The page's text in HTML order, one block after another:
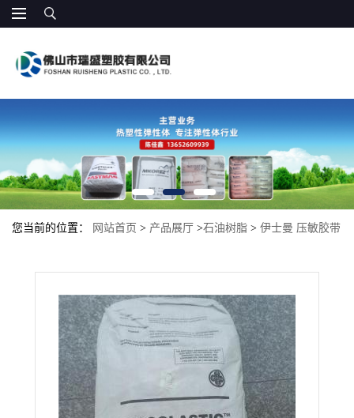
您当前的位置： 网站首页 > 产品展厅 >石油树脂 > 伊士曼 压敏胶带